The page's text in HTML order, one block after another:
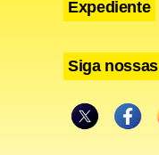
Expediente
Siga